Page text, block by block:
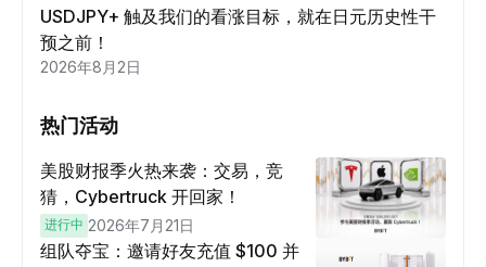
USDJPY+ 触及我们的看涨目标，就在日元历史性干
预之前！
2026年8月2日
热门活动
美股财报季火热来袭：交易，竞
猜，Cybertruck 开回家！
进行中 2026年7月21日
组队夺宝：邀请好友充值 $100 并